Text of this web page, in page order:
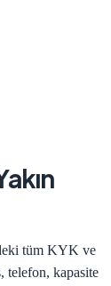
tüm KYK ve
telefon, kapasite